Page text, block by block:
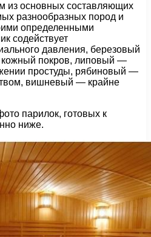
из основных составляющих
разнообразных пород и
определенными
содействует
давления, березовый
покров, липовый —
простуды, рябиновый —
вишневый — крайне
парилок, готовых к
ниже.